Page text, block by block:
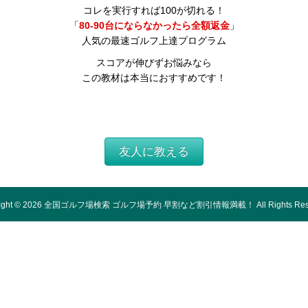
コレを実行すれば100が切れる！
「80-90台にならなかったら全額返金」
人気の最速ゴルフ上達プログラム
スコアが伸びずお悩みなら
この教材は本当におすすめです！
友人に教える
© 2026 全国ゴルフ場検索 ゴルフ場予約 早割など割引情報満載！ All Rights